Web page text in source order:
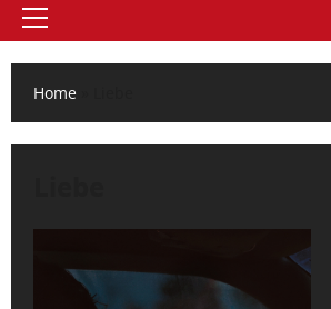
Primäres
Home